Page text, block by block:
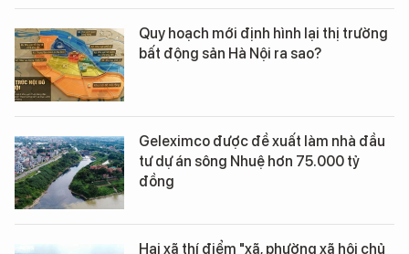
Quy hoạch mới định hình lại thị trường
bất động sản Hà Nội ra sao?
Geleximco được đề xuất làm nhà đầu
tư dự án sông Nhuệ hơn 75.000 tỷ
đồng
Hai xã thí điểm "xã, phường xã hội chủ